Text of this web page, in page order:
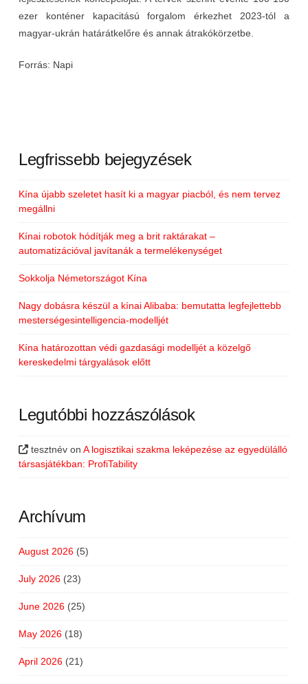
ezer konténer kapacitású forgalom érkezhet 2023-tól a
magyar-ukrán határátkelőre és annak átrakókörzetbe.
Forrás: Napi
Legfrissebb bejegyzések
Kína újabb szeletet hasít ki a magyar piacból, és nem tervez
megállni
Kínai robotok hódítják meg a brit raktárakat –
automatizációval javítanák a termelékenységet
Sokkolja Németországot Kína
Nagy dobásra készül a kínai Alibaba: bemutatta legfejlettebb
mesterségesintelligencia-modelljét
Kína határozottan védi gazdasági modelljét a közelgő
kereskedelmi tárgyalások előtt
Legutóbbi hozzászólások
tesztnév onA logisztikai szakma leképezése az egyedülálló
társasjátékban: ProfiTability
Archívum
August 2026(5)
July 2026(23)
June 2026(25)
May 2026(18)
April 2026(21)